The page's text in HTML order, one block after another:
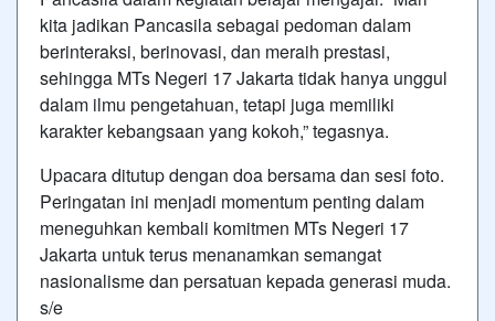
kita jadikan Pancasila sebagai pedoman dalam
berinteraksi, berinovasi, dan meraih prestasi,
sehingga MTs Negeri 17 Jakarta tidak hanya unggul
dalam ilmu pengetahuan, tetapi juga memiliki
karakter kebangsaan yang kokoh,” tegasnya.
Upacara ditutup dengan doa bersama dan sesi foto.
Peringatan ini menjadi momentum penting dalam
meneguhkan kembali komitmen MTs Negeri 17
Jakarta untuk terus menanamkan semangat
nasionalisme dan persatuan kepada generasi muda.
s/e